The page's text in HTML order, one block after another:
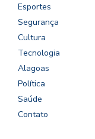
Esportes
Segurança
Cultura
Tecnologia
Alagoas
Política
Saúde
Contato